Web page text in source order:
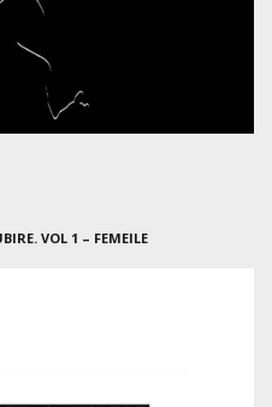
VOL 1 – FEMEILE